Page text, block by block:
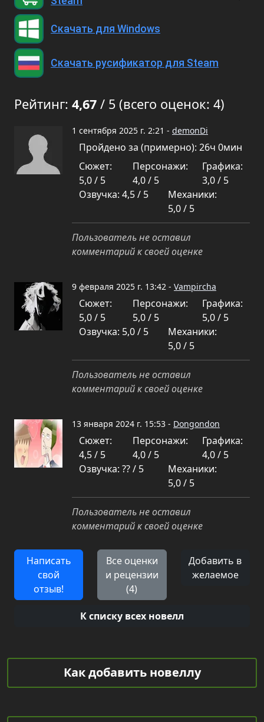
Скачать для Windows
Скачать русификатор для Steam
Рейтинг: 4,67 / 5 (всего оценок: 4)
1 сентября 2025 г. 2:21 - demonDi
Пройдено за (примерно): 26ч 0мин
Сюжет:
5,0 / 5
Персонажи:
4,0 / 5
Графика:
3,0 / 5
Озвучка: 4,5 / 5
Механики:
5,0 / 5
Пользователь не оставил
комментарий к своей оценке
9 февраля 2025 г. 13:42 - Vampircha
Сюжет:
5,0 / 5
Персонажи:
5,0 / 5
Графика:
5,0 / 5
Озвучка: 5,0 / 5
Механики:
5,0 / 5
Пользователь не оставил
комментарий к своей оценке
13 января 2024 г. 15:53 - Dongondon
Сюжет:
4,5 / 5
Персонажи:
4,0 / 5
Графика:
4,0 / 5
Озвучка: ?? / 5
Механики:
5,0 / 5
Пользователь не оставил
комментарий к своей оценке
Написать
свой
отзыв!
Все оценки
и рецензии
(4)
Добавить в
желаемое
К списку всех новелл
Как добавить новеллу